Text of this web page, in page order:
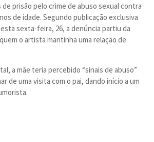
de prisão pelo crime de abuso sexual contra
de idade. Segundo publicação exclusiva
sexta-feira, 26, a denúncia partiu da
o artista mantinha uma relação de
a mãe teria percebido “sinais de abuso”
de uma visita com o pai, dando início a um